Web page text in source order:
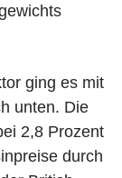
ging es mit
unten. Die
2,8 Prozent
durch